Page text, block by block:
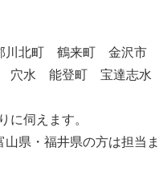
川北町 鶴来町 金沢市
水 能登町 宝達志水
伺えます。
県・福井県の方は担当ま